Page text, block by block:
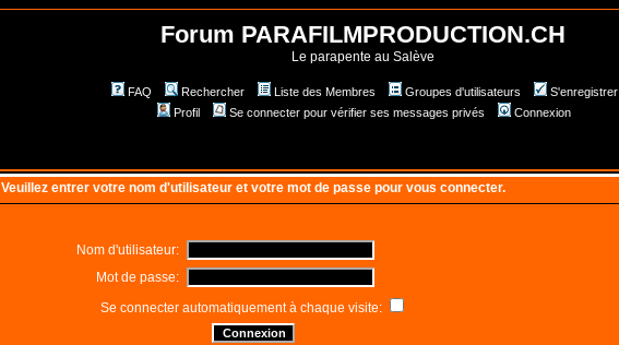
Forum PARAFILMPRODUCTION.CH
Le parapente au Salève
FAQ Rechercher Liste des Membres Groupes d'utilisateurs
S'enregistrer
Profil
Se connecter pour vérifier ses messages privés Connexion
Veuillez entrer votre nom d'utilisateur et votre mot de passe pour vous connecter.
Nom d'utilisateur:
Mot de passe:
Se connecter automatiquement à chaque visite: